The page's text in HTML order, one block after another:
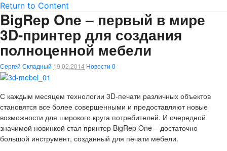
Return to Content
BigRep One – первый в мире
3D-принтер для создания
полноценной мебели
Сергей Складный 19.02.2014 Новости 0
С каждым месяцем технологии 3D-печати различных объектов
становятся все более совершенными и предоставляют новые
возможности для широкого круга потребителей. И очередной
значимой новинкой стал принтер BigRep One – достаточно
большой инструмент, созданный для печати мебели.